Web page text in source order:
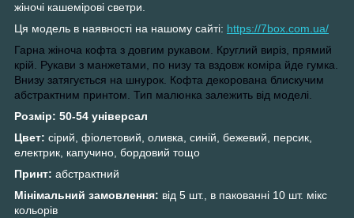
жіночі кашемірові светри.
Ця модель в наявності на нашому сайті: https://7box.com.ua/
Гарна жіноча кофта з довгим рукавом. Круглий виріз, прямий
крій. Рукави з манжетами, по низу та вздовж коміра йде гумка.
Внизу затягується на шнурок. Кофта декорована блискучим
абстрактним принтом. Тип малюнка залежить від моделі.
Розмір: 50-54 універсал
Цвет: сірий, фіолетовий, оливка, синій, бежевий, персик,
електрик, капучино, бордовий тощо
Принт: абстрактний
Мінімальний замовлення: від 5 шт., в пакованні 10 шт. мікс
кольорів